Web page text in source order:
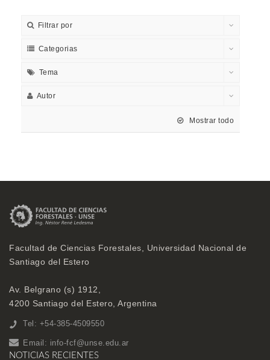
Filtrar por
Categorias
Tema
Autor
Mostrar todo
Facultad de Ciencias Forestales, Universidad Nacional de
Santiago del Estero
Av. Belgrano (s) 1912,
4200 Santiago del Estero, Argentina
Tel: +54-385-4509550
Email: info-fcf@unse.edu.ar
NOTICIAS RECIENTES